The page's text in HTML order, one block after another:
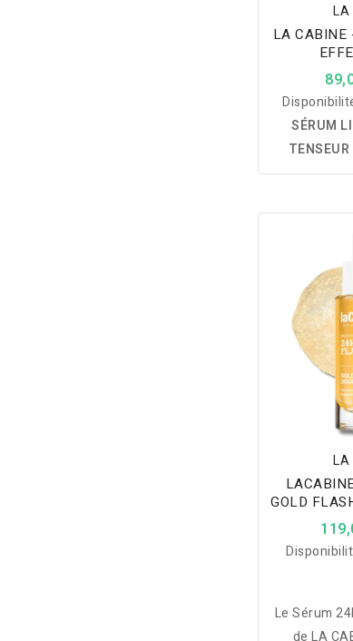
LA
LA CABINE
SÉRUM
sérum
signes de
teint et
excellente
LA
GOLD
VISAGE
Le Sérum
de LA